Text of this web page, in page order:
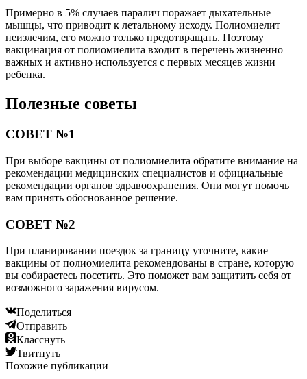
Примерно в 5% случаев паралич поражает дыхательные
мышцы, что приводит к летальному исходу. Полиомиелит
неизлечим, его можно только предотвращать. Поэтому
вакцинация от полиомиелита входит в перечень жизненно
важных и активно используется с первых месяцев жизни
ребенка.
Полезные советы
СОВЕТ №1
При выборе вакцины от полиомиелита обратите внимание на
рекомендации медицинских специалистов и официальные
рекомендации органов здравоохранения. Они могут помочь
вам принять обоснованное решение.
СОВЕТ №2
При планировании поездок за границу уточните, какие
вакцины от полиомиелита рекомендованы в стране, которую
вы собираетесь посетить. Это поможет вам защитить себя от
возможного заражения вирусом.
Поделиться
Отправить
Класснуть
Твитнуть
Похожие публикации